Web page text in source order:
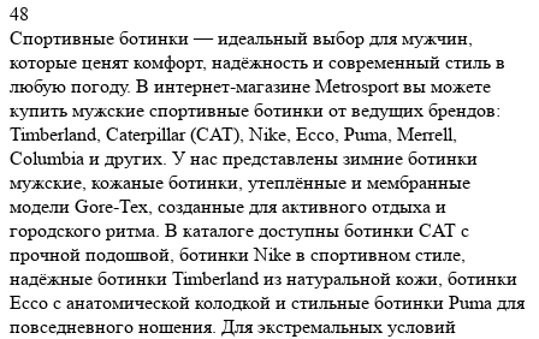
48
Спортивные ботинки — идеальный выбор для мужчин,
которые ценят комфорт, надёжность и современный стиль в
любую погоду. В интернет-магазине Metrosport вы можете
купить мужские спортивные ботинки от ведущих брендов:
Timberland, Caterpillar (CAT), Nike, Ecco, Puma, Merrell,
Columbia и других. У нас представлены зимние ботинки
мужские, кожаные ботинки, утеплённые и мембранные
модели Gore-Tex, созданные для активного отдыха и
городского ритма. В каталоге доступны ботинки CAT с
прочной подошвой, ботинки Nike в спортивном стиле,
надёжные ботинки Timberland из натуральной кожи, ботинки
Ecco с анатомической колодкой и стильные ботинки Puma для
повседневного ношения. Для экстремальных условий